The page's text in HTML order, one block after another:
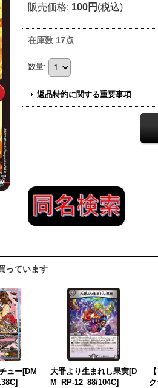
販売価格: 100円 (税込)
在庫数 17点
数量:
返品特約に関する重要事項
っています
ュー[DM
大罪より生まれし果実[D
M_RP-12_88/104C]